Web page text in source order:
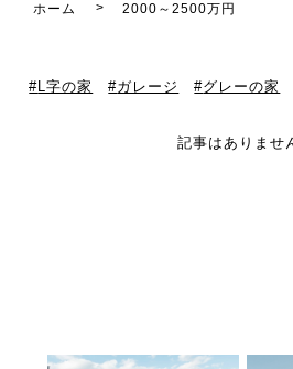
ホーム 2000～2500万円
L字の家 ガレージ グレーの家
記事はありませ